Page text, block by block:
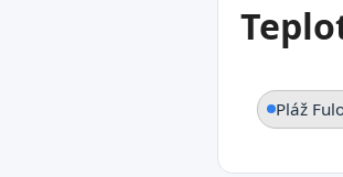
Pláž